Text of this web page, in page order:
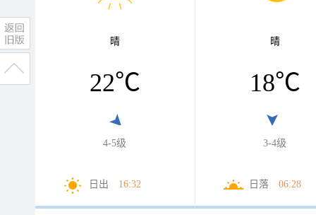
晴
22℃
4-5级
日出 16:32
晴
18℃
3-4级
日落 06:28